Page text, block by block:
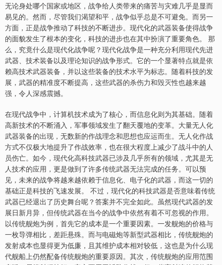
无论身处哪个国家或地区，战争给人类带来的痛苦与灾难几乎是显而
易见的。然而，尽管我们渴望和平，战争似乎总是不可避免。而另一
方面，正是战争推动了科技的不断进步。现代化的武器装备使得战争
的面貌发生了根本的变化，科技的进步也在其中扮演了重要角色。 那
么，究竟什么是现代化战争呢？现代化战争是一种充分利用现代先进
武器、技术装备以及理论知识的战争形式。它的一个显著特点就是依
赖高技术武器装备，并以这些装备的技术水平为标志。随着科技的发
展，武器的精准度不断提高，这些武器的杀伤力和毁灭性也越来越
强，令人深感震撼。
在现代战争中，计算机技术成为了核心，而信息化则为其基础。随着
高新技术的不断涌入，军事领域发生了翻天覆地的变革。大量无人化
武器装备的出现，无数新的作战理念和思想也应运而生。无人化作战
方式不仅极大地提升了作战效率，也在很大程度上减少了战斗中的人
员伤亡。如今，现代化高科技武器已涉及几乎所有的领域，尤其是无
人技术的应用，更是做到了许多传统武器无法完成的任务。可以预
见，未来的战争将越来越依赖于信息化、电子化的武器，而这一切的
基础正是科技的飞速发展。 不过，现代化的科技武器是否意味着传统
武器已经退出了历史舞台呢？答案并不完全如此。虽然现代武器的发
展日新月异，但传统武器在当今的战争中依然有着不可忽视的作用。
以传统舰炮为例，首先它的成本是一个重要因素。一发舰炮的价格与
一枚导弹相比，差距悬殊。而与电磁炮等新型武器相比，传统舰炮的
发射成本也显得更为低廉，且其维护成本相对较低，这也是为什么现
代舰船上仍然配备传统舰炮的重要原因。其次，传统舰炮的应用范围